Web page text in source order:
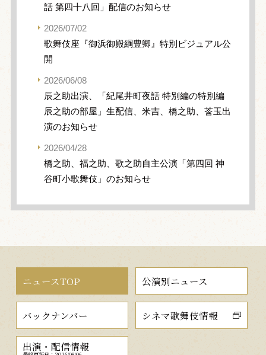
話 第四十八回」配信のお知らせ
2026/07/02
歌舞伎座『御浜御殿綱豊卿』特別ビジュアル公
開
2026/06/08
辰之助出演、「紀尾井町夜話 特別編の特別編
辰之助の部屋」生配信、米吉、橋之助、莟玉出
演のお知らせ
2026/04/28
橋之助、福之助、歌之助自主公演「第四回 神
谷町小歌舞伎」のお知らせ
ニュースTOP 公演別ニュース
バックナンバー シネマ歌舞伎情報
出演・配信情報